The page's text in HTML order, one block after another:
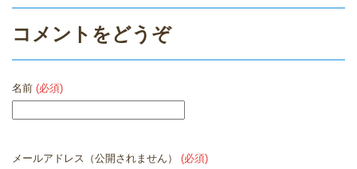
コメントをどうぞ
名前 (必須)
メールアドレス（公開されません） (必須)